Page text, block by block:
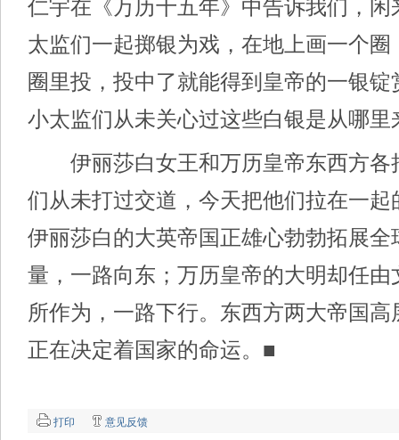
仁宇在《万历十五年》中告诉我们，闲
太监们一起掷银为戏，在地上画一个
圈里投，投中了就能得到皇帝的一银
小太监们从未关心过这些白银是从哪里
伊丽莎白女王和万历皇帝东西方各
们从未打过交道，今天把他们拉在一起
伊丽莎白的大英帝国正雄心勃勃拓展全
量，一路向东；万历皇帝的大明却任由
所作为，一路下行。东西方两大帝国
正在决定着国家的命运。■
打印 意见反馈